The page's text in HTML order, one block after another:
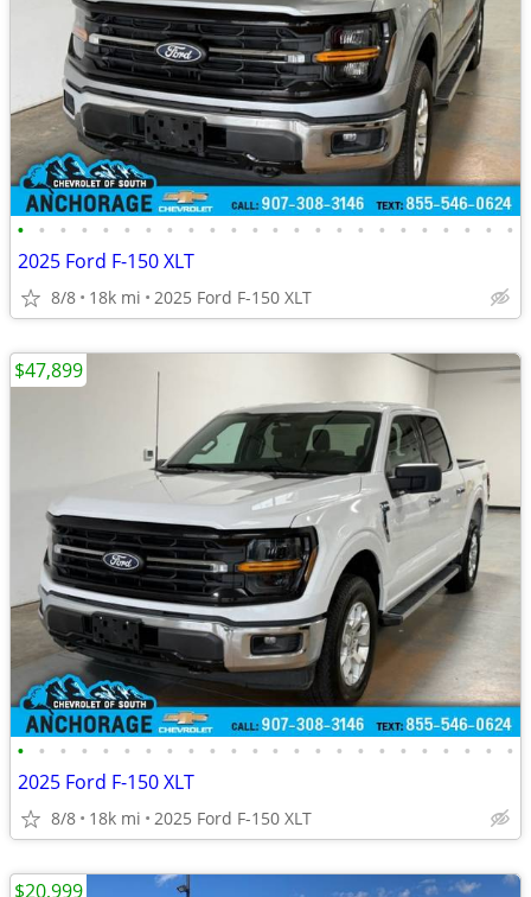
• • • • • • • • • • • • • • • • • • • • • • • •
2025 Ford F-150 XLT
8/8 18k mi 2025 Ford F-150 XLT
• • • • • • • • • • • • • • • • • • • • • • • •
2025 Ford F-150 XLT
8/8 18k mi 2025 Ford F-150 XLT
$47,899
$20,999